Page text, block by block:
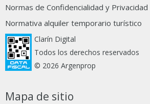
Normas de Confidencialidad y Privacidad
Normativa alquiler temporario turístico
Clarín Digital
Todos los derechos reservados
© 2026 Argenprop
Mapa de sitio